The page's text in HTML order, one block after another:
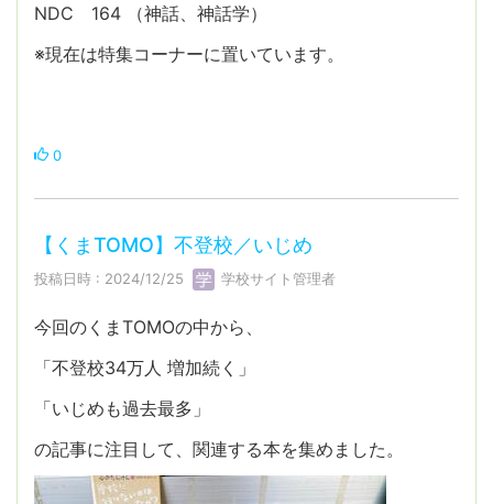
NDC 164 （神話、神話学）
※現在は特集コーナーに置いています。
0
【くまTOMO】不登校／いじめ
投稿日時 : 2024/12/25 学校サイト管理者
今回のくまTOMOの中から、
「不登校34万人 増加続く」
「いじめも過去最多」
の記事に注目して、関連する本を集めました。